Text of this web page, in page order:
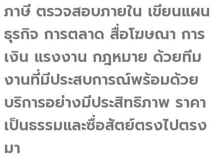
ภาษี ตรวจสอบภายใน เขียนแผน
ธุรกิจ การตลาด สื่อโฆษณา การ
เงิน แรงงาน กฎหมาย ด้วยทีม
งานที่มีประสบการณ์พร้อมด้วย
บริการอย่างมีประสิทธิภาพ ราคา
เป็นธรรมและซื่อสัตย์ตรงไปตรง
มา